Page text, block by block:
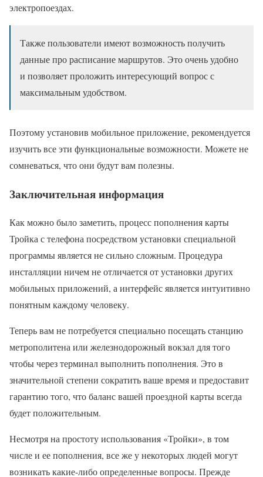
электропоездах.
Также пользователи имеют возможность получить
данные про расписание маршрутов. Это очень удобно
и позволяет проложить интересующий вопрос с
максимальным удобством.
Поэтому установив мобильное приложение, рекомендуется
изучить все эти функциональные возможности. Можете не
сомневаться, что они будут вам полезны.
Заключительная информация
Как можно было заметить, процесс пополнения карты
Тройка с телефона посредством установки специальной
программы является не сильно сложным. Процедура
инсталляции ничем не отличается от установки других
мобильных приложений, а интерфейс является интуитивно
понятным каждому человеку.
Теперь вам не потребуется специально посещать станцию
метрополитена или железнодорожный вокзал для того
чтобы через терминал выполнить пополнения. Это в
значительной степени сократить ваше время и предоставит
гарантию того, что баланс вашей проездной карты всегда
будет положительным.
Несмотря на простоту использования «Тройки», в том
числе и ее пополнения, все же у некоторых людей могут
возникать какие-либо определенные вопросы. Прежде